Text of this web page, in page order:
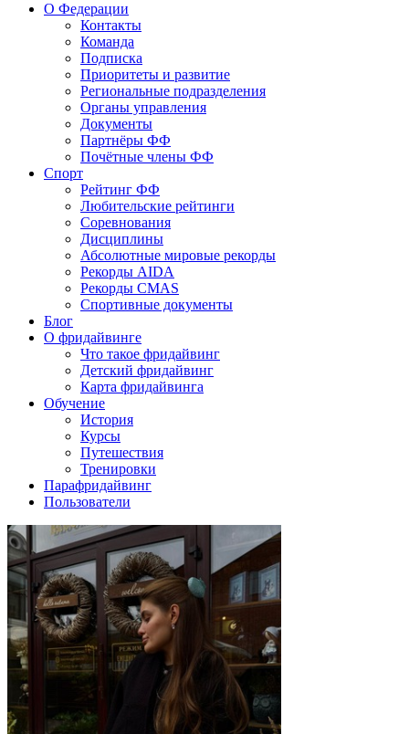
О Федерации
Контакты
Команда
Подписка
Приоритеты и развитие
Региональные подразделения
Органы управления
Документы
Партнёры ФФ
Почётные члены ФФ
Спорт
Рейтинг ФФ
Любительские рейтинги
Соревнования
Дисциплины
Абсолютные мировые рекорды
Рекорды AIDA
Рекорды CMAS
Спортивные документы
Блог
О фридайвинге
Что такое фридайвинг
Детский фридайвинг
Карта фридайвинга
Обучение
История
Курсы
Путешествия
Тренировки
Парафридайвинг
Пользователи